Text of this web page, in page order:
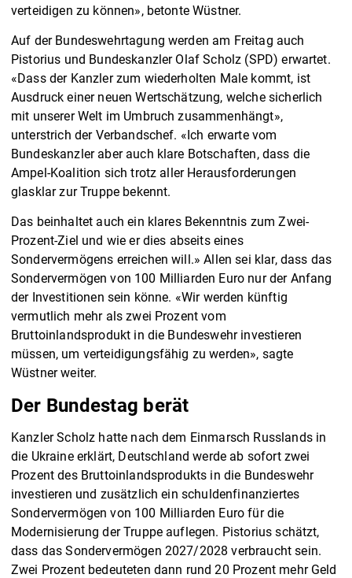
verteidigen zu können», betonte Wüstner.
Auf der Bundeswehrtagung werden am Freitag auch
Pistorius und Bundeskanzler Olaf Scholz (SPD) erwartet.
«Dass der Kanzler zum wiederholten Male kommt, ist
Ausdruck einer neuen Wertschätzung, welche sicherlich
mit unserer Welt im Umbruch zusammenhängt»,
unterstrich der Verbandschef. «Ich erwarte vom
Bundeskanzler aber auch klare Botschaften, dass die
Ampel-Koalition sich trotz aller Herausforderungen
glasklar zur Truppe bekennt.
Das beinhaltet auch ein klares Bekenntnis zum Zwei-
Prozent-Ziel und wie er dies abseits eines
Sondervermögens erreichen will.» Allen sei klar, dass das
Sondervermögen von 100 Milliarden Euro nur der Anfang
der Investitionen sein könne. «Wir werden künftig
vermutlich mehr als zwei Prozent vom
Bruttoinlandsprodukt in die Bundeswehr investieren
müssen, um verteidigungsfähig zu werden», sagte
Wüstner weiter.
Der Bundestag berät
Kanzler Scholz hatte nach dem Einmarsch Russlands in
die Ukraine erklärt, Deutschland werde ab sofort zwei
Prozent des Bruttoinlandsprodukts in die Bundeswehr
investieren und zusätzlich ein schuldenfinanziertes
Sondervermögen von 100 Milliarden Euro für die
Modernisierung der Truppe auflegen. Pistorius schätzt,
dass das Sondervermögen 2027/2028 verbraucht sein.
Zwei Prozent bedeuteten dann rund 20 Prozent mehr Geld